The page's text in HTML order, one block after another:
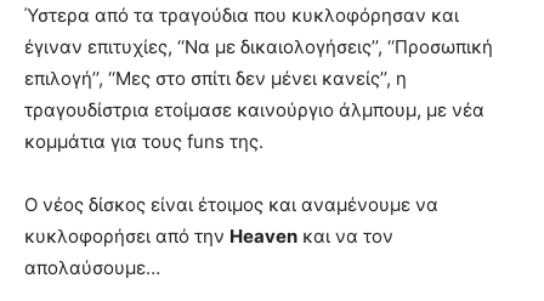
Ύστερα από τα τραγούδια που κυκλοφόρησαν και
έγιναν επιτυχίες, ‘‘Να με δικαιολογήσεις’’, ‘‘Προσωπική
επιλογή’’, ‘‘Μες στο σπίτι δεν μένει κανείς’’, η
τραγουδίστρια ετοίμασε καινούργιο άλμπουμ, με νέα
κομμάτια για τους funs της.
Ο νέος δίσκος είναι έτοιμος και αναμένουμε να
κυκλοφορήσει από την Heaven και να τον
απολαύσουμε…